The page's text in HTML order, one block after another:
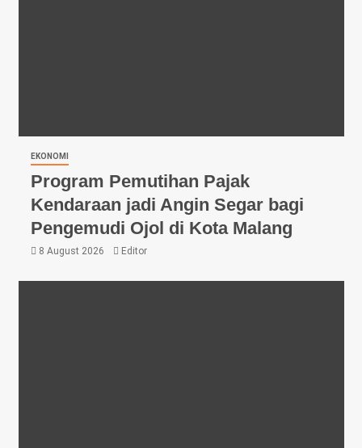
EKONOMI
Program Pemutihan Pajak
Kendaraan jadi Angin Segar bagi
Pengemudi Ojol di Kota Malang
8 August 2026 Editor